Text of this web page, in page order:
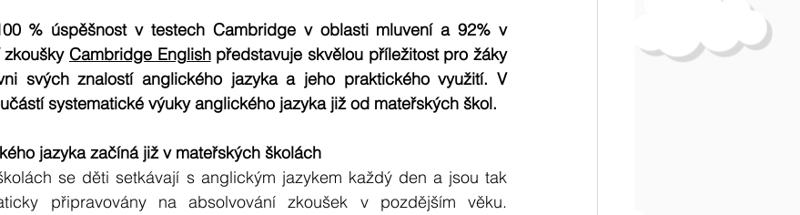
% úspěšnost v testech Cambridge v oblasti mluvení a 92% v
Cambridge English představuje skvělou příležitost pro žáky
svých znalostí anglického jazyka a jeho praktického využití. V
systematické výuky anglického jazyka již od mateřských škol.
jazyka začíná již v mateřských školách
se děti setkávají s anglickým jazykem každý den a jsou tak
připravovány na absolvování zkoušek v pozdějším věku.